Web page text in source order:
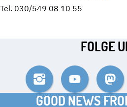
Tel. 030/549 08 10 55
FOLGE
InstagramYouTube
GOOD NEWS